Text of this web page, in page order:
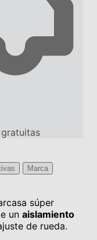
Marca
súper
un aislamiento
de rueda.